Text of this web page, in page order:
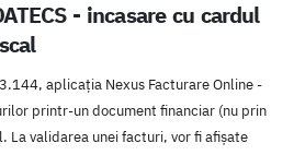
- incasare cu cardul
aplicația Nexus Facturare Online -
printr-un document financiar (nu prin
La validarea unei facturi, vor fi afișate